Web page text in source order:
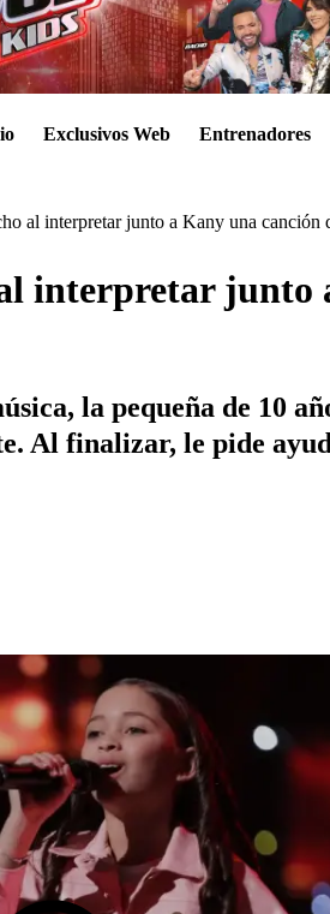
Exclusivos Web Entrenadores
al interpretar junto a Kany una canción
interpretar junto
la pequeña de 10
Al finalizar, le pide